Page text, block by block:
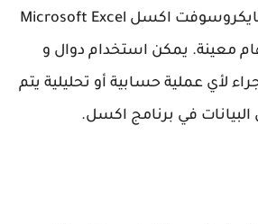
مدمجة في برنامج مايكروسوفت اكسل Microsoft Excel
معينة. يمكن استخدام دوال و
لأي عملية حسابية أو تحليلية يتم
البيانات في برنامج اكسل.